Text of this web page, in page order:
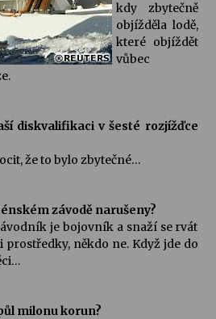
kdy zbytečně
objížděla lodě,
které objíždět
vůbec
diskvalifikaci v šesté rozjížďce
že to bylo zbytečné…
závodě narušeny?
je bojovník a snaží se rvát
prostředky, někdo ne. Když jde do
milonu korun?